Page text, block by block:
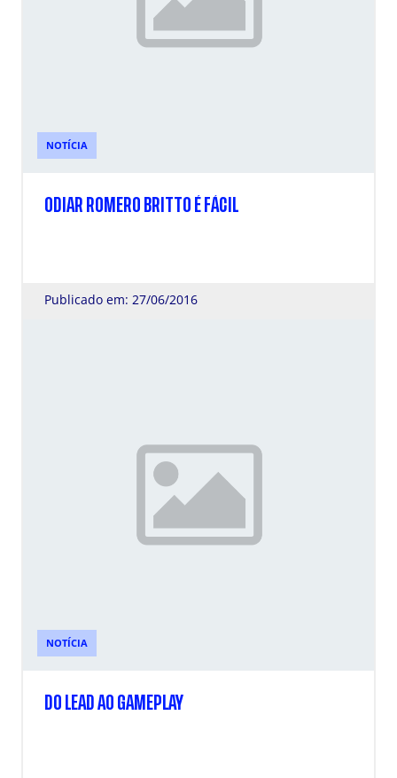
NOTÍCIA
ODIAR ROMERO BRITTO É FÁCIL
Publicado em: 27/06/2016
NOTÍCIA
DO LEAD AO GAMEPLAY